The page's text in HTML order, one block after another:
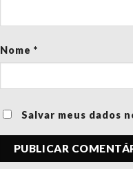
Nome *
Salvar meus dados